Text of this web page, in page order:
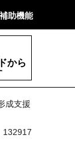
助機能
から
成支援
132917